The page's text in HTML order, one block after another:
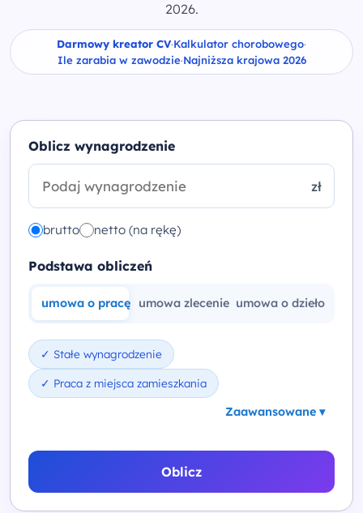
2026.
Darmowy kreator CV·Kalkulator chorobowego·
Ile zarabia w zawodzie·Najniższa krajowa 2026
Oblicz wynagrodzenie
zł
brutto netto (na rękę)
Podstawa obliczeń
umowa o pracę umowa zlecenie umowa o dzieło
✓ Stałe wynagrodzenie
✓ Praca z miejsca zamieszkania
Zaawansowane ▾
Oblicz